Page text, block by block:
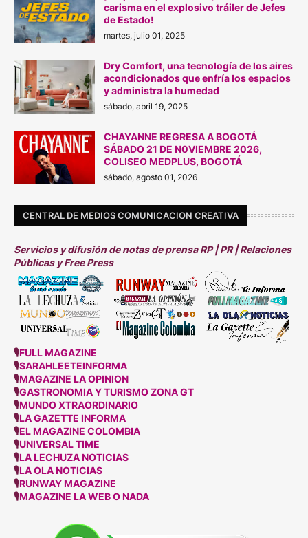
carisma en el explosivo tráiler de Jefes
de Estado!
martes, julio 01, 2025
Dry Comfort, una tecnología de los aires
acondicionados que enfría los espacios
y administra la humedad
sábado, abril 19, 2025
CHAYANNE REGRESA A BOGOTÁ
SÁBADO 21 DE N0VIEMBRE 2026,
COLISEO MEDPLUS, BOGOTÁ
sábado, agosto 01, 2026
CENTRAL DE MEDIOS COMUNICACION CREATIVA
Servicios y difusión de notas de prensa RP | PR | Relaciones
Públicas y Free Press
🎙FULL MAGAZINE
🎙SARAHLEETEINFORMA
🎙MAGAZINE LA OPINION
🎙GASTRONOMIA Y TURISMO ZONA GT
🎙MUNDO XTRAORDINARIO
🎙LA GAZETTE INFORMA
🎙EL MAGAZINE COLOMBIA
🎙UNIVERSAL TIME
🎙LA LECHUZA NOTICIAS
🎙LA OLA NOTICIAS
🎙RUNWAY MAGAZINE
🎙MAGAZINE LA WEB O NADA